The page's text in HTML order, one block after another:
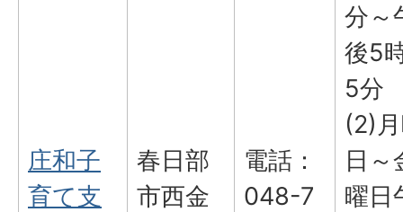
庄和子
育て支
春日部
市西金
電話：
048-7
分～
後5
5分
(2)
日～
曜日